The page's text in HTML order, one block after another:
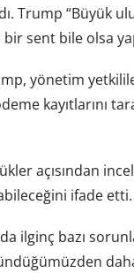
Trump “Büyük
sent bile olsa
yönetim
kayıtlarını
açısından
ifade etti.
ilginç bazı